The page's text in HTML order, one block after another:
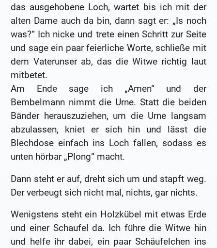
das ausgehobene Loch, wartet bis ich mit der
alten Dame auch da bin, dann sagt er: „Is noch
was?“ Ich nicke und trete einen Schritt zur Seite
und sage ein paar feierliche Worte, schließe mit
dem Vaterunser ab, das die Witwe richtig laut
mitbetet.
Am Ende sage ich „Amen“ und der
Bembelmann nimmt die Urne. Statt die beiden
Bänder herauszuziehen, um die Urne langsam
abzulassen, kniet er sich hin und lässt die
Blechdose einfach ins Loch fallen, sodass es
unten hörbar „Plong“ macht.
Dann steht er auf, dreht sich um und stapft weg.
Der verbeugt sich nicht mal, nichts, gar nichts.
Wenigstens steht ein Holzkübel mit etwas Erde
und einer Schaufel da. Ich führe die Witwe hin
und helfe ihr dabei, ein paar Schäufelchen ins